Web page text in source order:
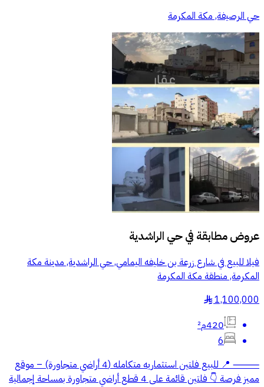
حي الرصيفة, مكة المكرمة
عروض مطابقة فيحي الراشدية
فيلا للبيع في شارع زرعة بن خليفه اليمامي, حي الراشدية, مدينة مكة
المكرمة, منطقة مكة المكرمة
1,100,000
§
420م²
6
⸻ 📍 للبيع فلتين استثماريه متكامله (4 أراضي متجاورة) – موقع
مميز فرصة 👇 فلتين قائمة على 4 قطع أراضي متجاورة بمساحة إجمالية